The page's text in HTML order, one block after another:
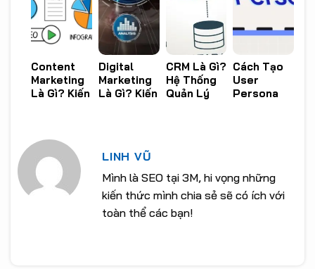
Content
Marketing
Là Gì? Kiến
Digital
Marketing
Là Gì? Kiến
CRM Là Gì?
Hệ Thống
Quản Lý
Cách Tạo
User
Persona
LINH VŨ
Mình là SEO tại 3M, hi vọng những
kiến thức mình chia sẻ sẽ có ích với
toàn thể các bạn!